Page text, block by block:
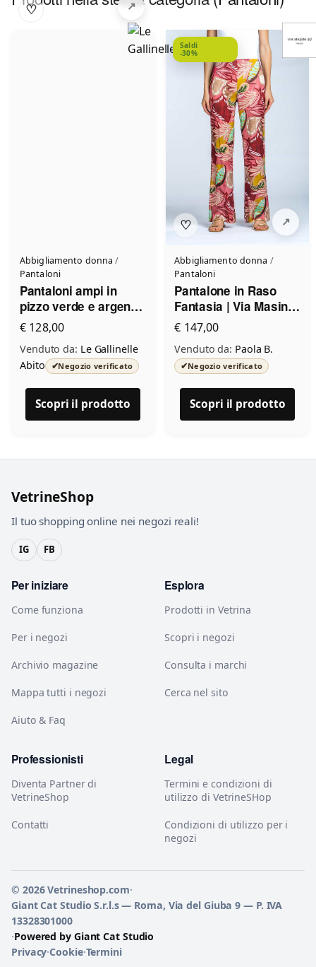
♡
Abbigliamento donna /
Pantaloni
Pantaloni ampi in
pizzo verde e argento
Le Gallinelle
€ 128,00
Venduto da: Le Gallinelle
Abito
✔Negozio verificato
Scopri il prodotto
Saldi
-30%
♡
Abbigliamento donna /
Pantaloni
Pantalone in Raso
Fantasia | Via Masini
80
€ 147,00
Venduto da: Paola B.
✔Negozio verificato
Scopri il prodotto
VetrineShop
Il tuo shopping online nei negozi reali!
IG FB
Per iniziare
Come funziona
Per i negozi
Archivio magazine
Mappa tutti i negozi
Aiuto & Faq
Esplora
Prodotti in Vetrina
Scopri i negozi
Consulta i marchi
Cerca nel sito
Professionisti
Diventa Partner di
VetrineShop
Contatti
Legal
Termini e condizioni di
utilizzo di VetrineSHop
Condizioni di utilizzo per i
negozi
© 2026 Vetrineshop.com·
Giant Cat Studio S.r.l.s — Roma, Via del Giuba 9 — P. IVA
13328301000
·Powered by Giant Cat Studio
Privacy·Cookie·Termini